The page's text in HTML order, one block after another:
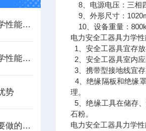
电力安全工器具力学性能试验机的取样原则
电力安全工器具力学性能试验机是怎样进行力学试验的呢？
势
做直流高压试验前要做的准备工作
8、电源电压：三相
9、外形尺寸：
10、设备重量：
电力安全工器具力学
1、安全工器具宜存
2、安全工器具室内
3、携带型接地线宜
4、绝缘隔板和绝缘
理。
5、绝缘工具在储存
石粉。
电力安全工器具力学